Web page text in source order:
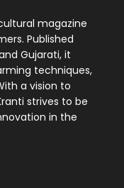
magazine
Published
Gujarati, it
techniques,
a vision to
strives to be
in the